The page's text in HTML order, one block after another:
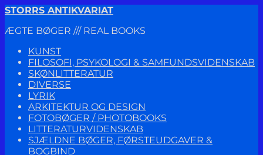
Spring
navigation
Spring
indhold
STORRS ANTIKVARIAT
ÆGTE BØGER /// REAL BOOKS
KUNST
FILOSOFI, PSYKOLOGI & SAMFUNDSVIDENSKAB
SKØNLITTERATUR
DIVERSE
LYRIK
ARKITEKTUR OG DESIGN
FOTOBØGER / PHOTOBOOKS
LITTERATURVIDENSKAB
SJÆLDNE BØGER, FØRSTEUDGAVER &
BOGBIND